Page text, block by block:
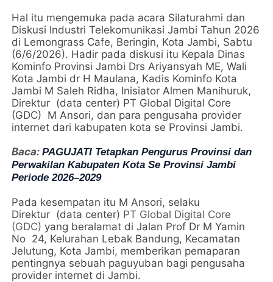
Hal itu mengemuka pada acara Silaturahmi dan
Diskusi Industri Telekomunikasi Jambi Tahun 2026
di Lemongrass Cafe, Beringin, Kota Jambi, Sabtu
(6/6/2026). Hadir pada diskusi itu Kepala Dinas
Kominfo Provinsi Jambi Drs Ariyansyah ME, Wali
Kota Jambi dr H Maulana, Kadis Kominfo Kota
Jambi M Saleh Ridha, Inisiator Almen Manihuruk,
Direktur (data center) PT Global Digital Core
(GDC) M Ansori, dan para pengusaha provider
internet dari kabupaten kota se Provinsi Jambi.
Baca:PAGUJATI Tetapkan Pengurus Provinsi dan
Perwakilan Kabupaten Kota Se Provinsi Jambi
Periode 2026–2029
Pada kesempatan itu M Ansori, selaku
Direktur (data center) PT Global Digital Core
(GDC) yang beralamat di Jalan Prof Dr M Yamin
No 24, Kelurahan Lebak Bandung, Kecamatan
Jelutung, Kota Jambi, memberikan pemaparan
pentingnya sebuah paguyuban bagi pengusaha
provider internet di Jambi.